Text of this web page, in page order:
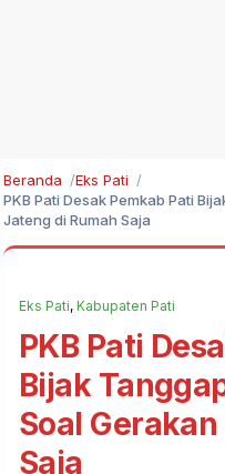
Beranda
Eks Pati
PKB Pati Desak Pemkab Pati
Jateng di Rumah Saja
Eks Pati, Kabupaten Pati
PKB Pati
Bijak
Soal
Saja